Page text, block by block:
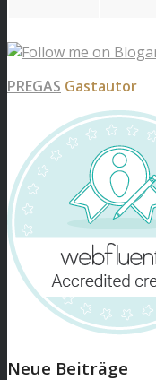
PREGAS Gastautor
Neue Beiträge